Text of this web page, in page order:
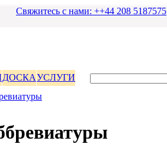
Свяжитесь с нами: ++44 208 5187575
ДОСКАУСЛУГИ